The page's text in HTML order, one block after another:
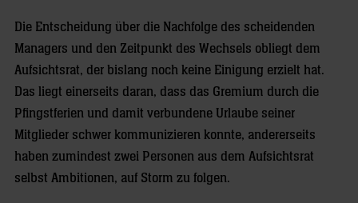
Die Entscheidung über die Nachfolge des scheidenden
Managers und den Zeitpunkt des Wechsels obliegt dem
Aufsichtsrat, der bislang noch keine Einigung erzielt hat.
Das liegt einerseits daran, dass das Gremium durch die
Pfingstferien und damit verbundene Urlaube seiner
Mitglieder schwer kommunizieren konnte, andererseits
haben zumindest zwei Personen aus dem Aufsichtsrat
selbst Ambitionen, auf Storm zu folgen.